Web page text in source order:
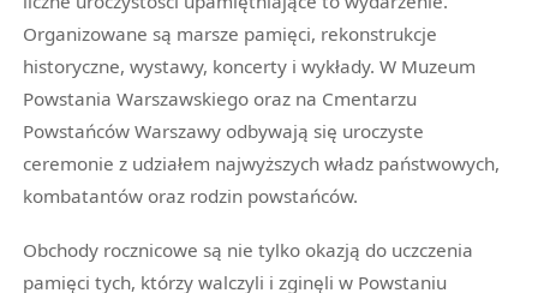
Organizowane są marsze pamięci, rekonstrukcje
historyczne, wystawy, koncerty i wykłady. W Muzeum
Powstania Warszawskiego oraz na Cmentarzu
Powstańców Warszawy odbywają się uroczyste
ceremonie z udziałem najwyższych władz państwowych,
kombatantów oraz rodzin powstańców.
Obchody rocznicowe są nie tylko okazją do uczczenia
pamięci tych, którzy walczyli i zginęli w Powstaniu